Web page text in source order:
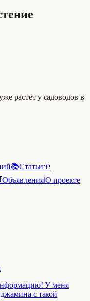
растёт у садоводов в
📚Статьи🌱
Объявленияℹ️О проекте
У меня
с такой